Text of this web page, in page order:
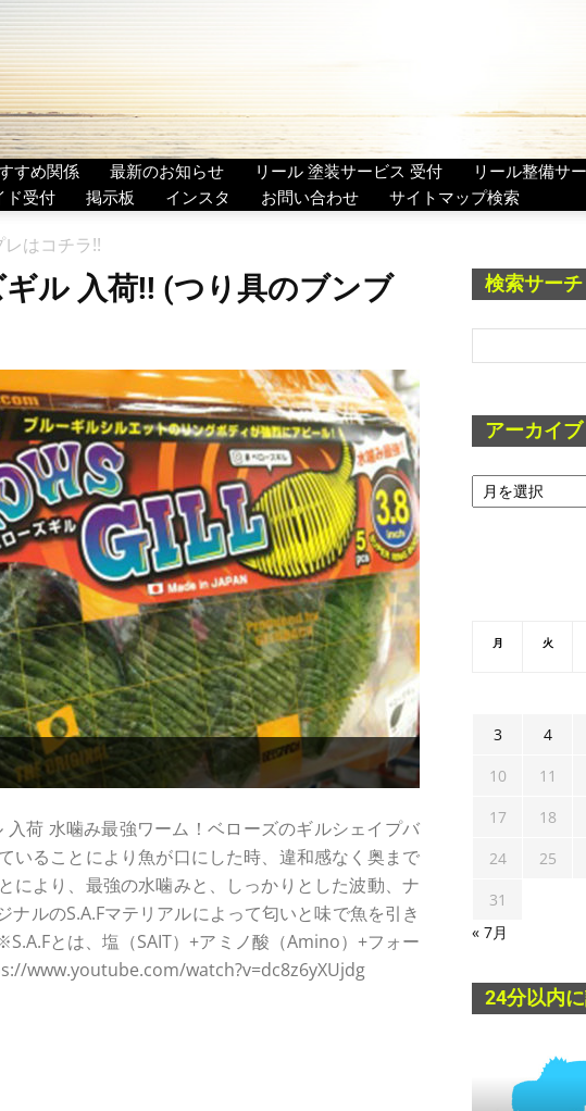
すめ関係 最新のお知らせ リール 塗装サービス 受付
リール整備サ
ド受付 掲示板 インスタ お問い合わせ サイトマップ検索
はコチラ!!
ル 入荷!! (つり具のブンブ
荷 水噛み最強ワーム！ベローズのギルシェイプバ
いることにより魚が口にした時、違和感なく奥まで
により、最強の水噛みと、しっかりとした波動、ナ
ルのS.A.Fマテリアルによって匂いと味で魚を引き
とは、塩（SAIT）+アミノ酸（Amino）+フォー
www.youtube.com/watch?v=dc8z6yXUjdg
検索サーチ
アーカイブ
ア
ー
月 火
3
4
10
11
17
18
24
25
31
« 7月
24分以内